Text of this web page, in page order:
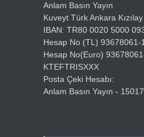
Anlam Basın Yayın
Kuveyt Türk Ankara
IBAN: TR80 0020 5000
Hesap No (TL) 93678061-1
Hesap No(Euro)
KTEFTRISXXX
Posta Çeki Hesabı:
Anlam Basın Yayın -